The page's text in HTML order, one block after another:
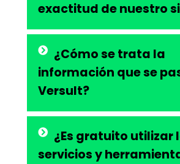
exactitud de nuestro
¿Cómo se trata la
información que se
Versult?
¿Es gratuito utilizar
servicios y